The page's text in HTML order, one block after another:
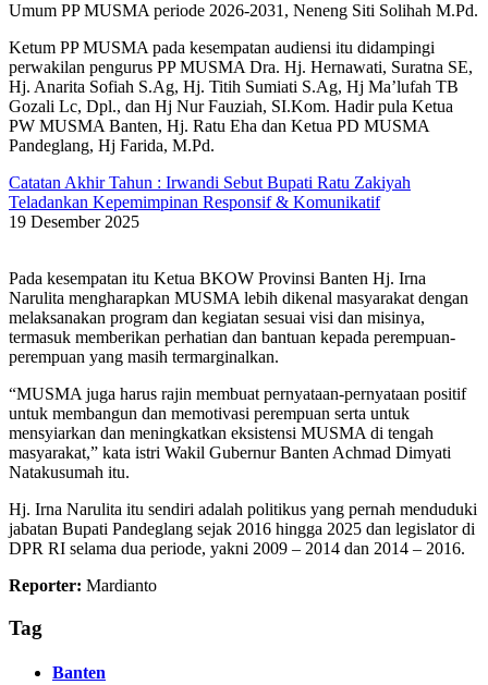
Umum PP MUSMA periode 2026-2031, Neneng Siti Solihah M.Pd.
Ketum PP MUSMA pada kesempatan audiensi itu didampingi
perwakilan pengurus PP MUSMA Dra. Hj. Hernawati, Suratna SE,
Hj. Anarita Sofiah S.Ag, Hj. Titih Sumiati S.Ag, Hj Ma’lufah TB
Gozali Lc, Dpl., dan Hj Nur Fauziah, SI.Kom. Hadir pula Ketua
PW MUSMA Banten, Hj. Ratu Eha dan Ketua PD MUSMA
Pandeglang, Hj Farida, M.Pd.
Catatan Akhir Tahun : Irwandi Sebut Bupati Ratu Zakiyah
Teladankan Kepemimpinan Responsif & Komunikatif
19 Desember 2025
Pada kesempatan itu Ketua BKOW Provinsi Banten Hj. Irna
Narulita mengharapkan MUSMA lebih dikenal masyarakat dengan
melaksanakan program dan kegiatan sesuai visi dan misinya,
termasuk memberikan perhatian dan bantuan kepada perempuan-
perempuan yang masih termarginalkan.
“MUSMA juga harus rajin membuat pernyataan-pernyataan positif
untuk membangun dan memotivasi perempuan serta untuk
mensyiarkan dan meningkatkan eksistensi MUSMA di tengah
masyarakat,” kata istri Wakil Gubernur Banten Achmad Dimyati
Natakusumah itu.
Hj. Irna Narulita itu sendiri adalah politikus yang pernah menduduki
jabatan Bupati Pandeglang sejak 2016 hingga 2025 dan legislator di
DPR RI selama dua periode, yakni 2009 – 2014 dan 2014 – 2016.
Reporter: Mardianto
Tag
Banten